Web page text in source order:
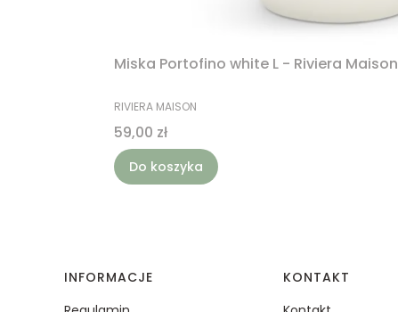
Miska Portofino white L - Riviera Maison
PRODUCENT
RIVIERA MAISON
Cena
59,00 zł
Do koszyka
Linki w stopce
INFORMACJE
KONTAKT